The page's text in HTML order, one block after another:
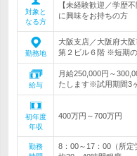
対象と
なる方
【未経験歓迎／学歴
に興味をお持ちの方
勤務地
大阪支店／大阪府大
第２ビル６階 ※短期
給与
月給250,000円～
たします※試用期間3
初年度
年収
400万円～700万円
勤務
8：00～17：00（所